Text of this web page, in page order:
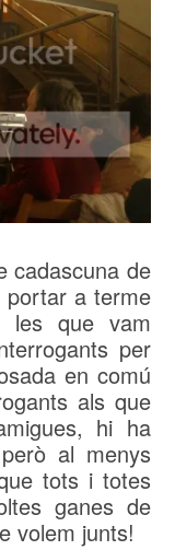
cadascuna de
portar a terme
les que vam
per
en comú
als que
hi ha
al menys
tots i totes
ganes de
volem junts!